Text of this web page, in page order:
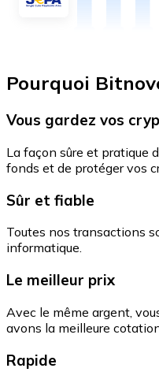
Pourquoi
Vous gardez vos
La façon sûre et pratique
fonds et de protéger vos
Sûr et fiable
Toutes nos transactions
informatique.
Le meilleur prix
Avec le même argent,
avons la meilleure
Rapide